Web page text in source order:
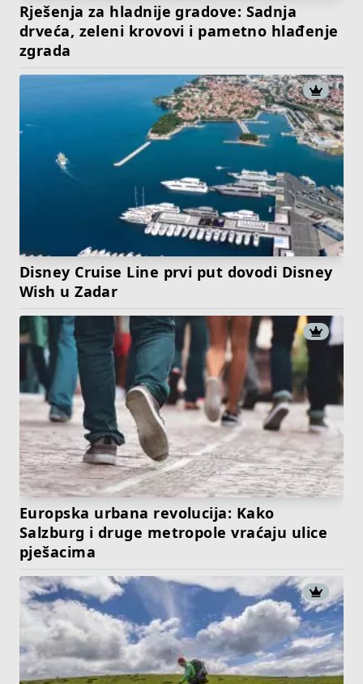
Rješenja za hladnije gradove: Sadnja
drveća, zeleni krovovi i pametno hlađenje
zgrada
Disney Cruise Line prvi put dovodi Disney
Wish u Zadar
Europska urbana revolucija: Kako
Salzburg i druge metropole vraćaju ulice
pješacima